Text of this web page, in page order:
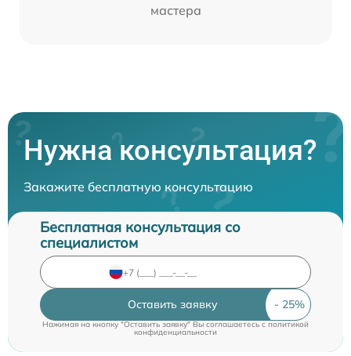
мастера
Нужна консультация?
Закажите бесплатную консультацию
Бесплатная консультация со
специалистом
Оставить заявку
Нажимая на кнопку "Оставить заявку" Вы соглашаетесь cполитикой
конфиденциальности